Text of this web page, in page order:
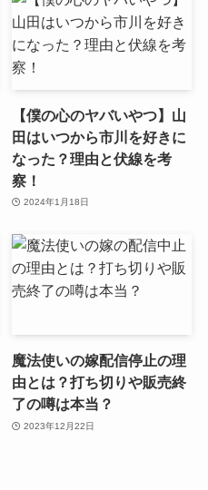
【僕の心のヤバいやつ】山
田はいつから市川を好きに
なった？理由と伏線を考
察！
2024年1月18日
魔法使いの嫁配信停止の理
由とは？打ち切りや販売終
了の噂は本当？
2023年12月22日